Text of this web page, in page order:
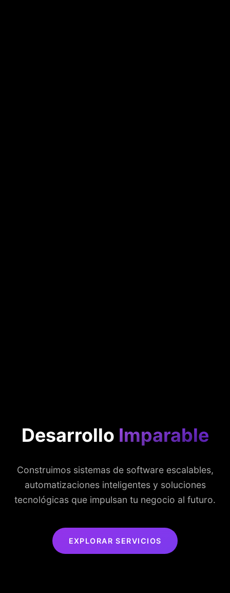
Desarrollo Imparable
Construimos sistemas de software escalables,
automatizaciones inteligentes y soluciones
tecnológicas que impulsan tu negocio al futuro.
EXPLORAR SERVICIOS